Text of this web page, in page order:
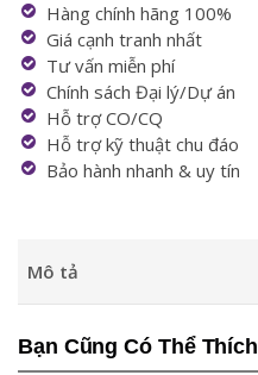
Hàng chính hãng 100%
Giá cạnh tranh nhất
Tư vấn miễn phí
Chính sách Đại lý/Dự án
Hỗ trợ CO/CQ
Hỗ trợ kỹ thuật chu đáo
Bảo hành nhanh & uy tín
Mô tả
Bạn Cũng Có Thể Thích